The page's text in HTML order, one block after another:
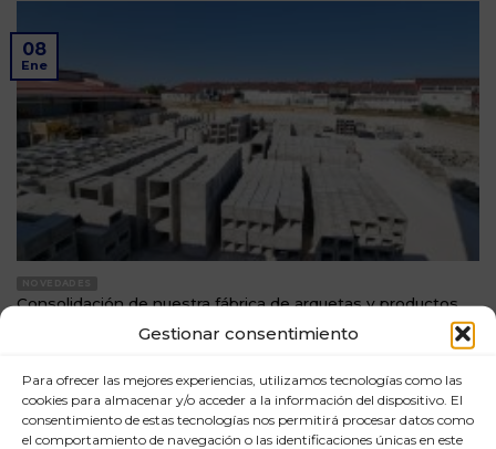
Gestionar consentimiento
Para ofrecer las mejores experiencias, utilizamos tecnologías como las
cookies para almacenar y/o acceder a la información del dispositivo. El
consentimiento de estas tecnologías nos permitirá procesar datos como
el comportamiento de navegación o las identificaciones únicas en este
Consolidación de nuestra fábrica de arquetas y productos
a funcionar en 2023, está consolidada.
LEER MÁS
08
Ene